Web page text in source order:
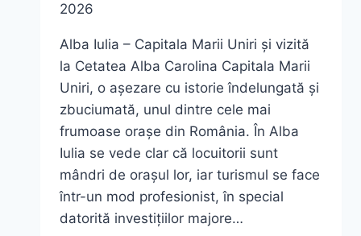
2026
Alba Iulia – Capitala Marii Uniri și vizită
la Cetatea Alba Carolina Capitala Marii
Uniri, o așezare cu istorie îndelungată și
zbuciumată, unul dintre cele mai
frumoase orașe din România. În Alba
Iulia se vede clar că locuitorii sunt
mândri de orașul lor, iar turismul se face
într-un mod profesionist, în special
datorită investițiilor majore…